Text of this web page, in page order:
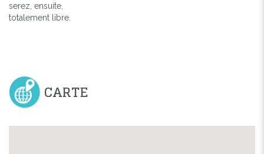
serez, ensuite,
totalement libre.
CARTE